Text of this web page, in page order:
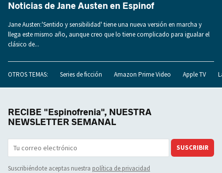
Noticias de Jane Austen en Espinof
Jane Austen:'Sentido y sensibilidad' tiene una nueva versión en marcha y
llega este mismo año, aunque creo que lo tiene complicado para igualar el
clásico de...
OTROS TEMAS: Series de ficción Amazon Prime Video Apple TV
RECIBE "Espinofrenia", NUESTRA
NEWSLETTER SEMANAL
SUSCRIBIR
Suscribiéndote aceptas nuestra política de privacidad